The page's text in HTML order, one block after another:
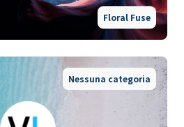
Floral Fuse
Nessuna categoria